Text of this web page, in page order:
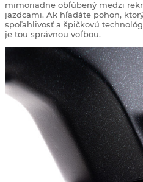
mimoriadne obľúbený medzi
jazdcami. Ak hľadáte pohon,
spoľahlivosť a špičkovú
je tou správnou voľbou.